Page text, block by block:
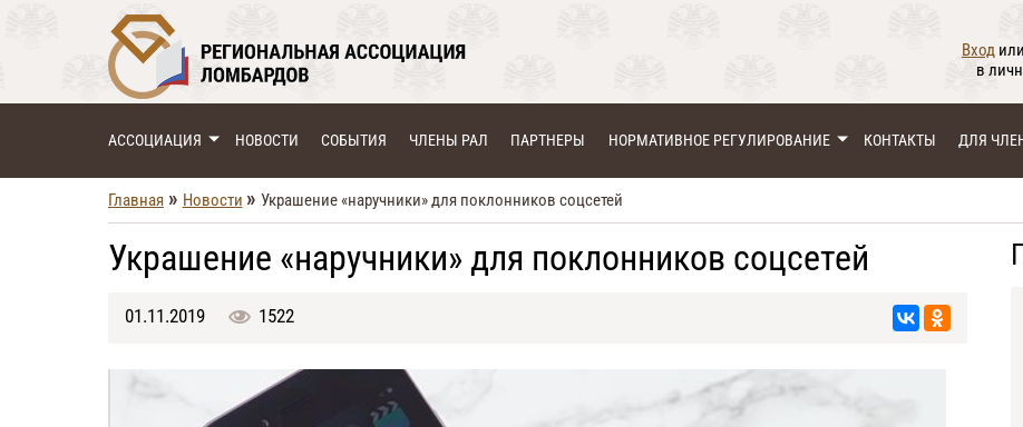
Вход или
в
АССОЦИАЦИЯ НОВОСТИ СОБЫТИЯ ЧЛЕНЫ РАЛ ПАРТНЕРЫ НОРМАТИВНОЕ РЕГУЛИРОВАНИЕ КОНТАКТЫ ДЛЯ
Главная » Новости » Украшение «наручники» для поклонников соцсетей
Украшение «наручники» для поклонников соцсетей
01.11.2019 1522